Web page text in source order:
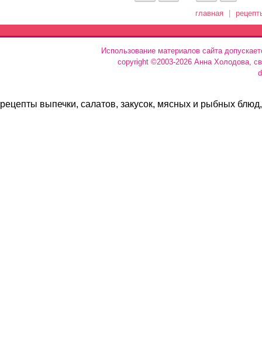
главная
Использование материалов сайта
copyright ©2003-2026 Анна Холодова,
рецепты выпечки, салатов, закусок, мясных и рыбных